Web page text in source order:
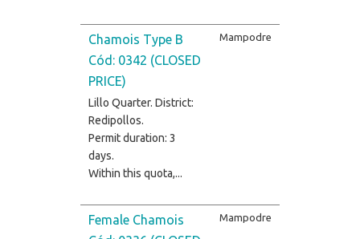
Chamois Type B
Cód: 0342 (CLOSED
PRICE)
Lillo Quarter. District:
Redipollos.
Permit duration: 3
days.
Within this quota,...
Mampodre
Female Chamois
Mampodre